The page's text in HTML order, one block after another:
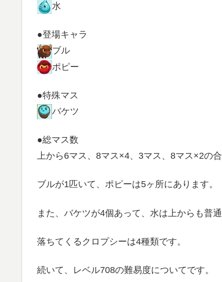
水
●登場キャラ
ブル
ポピー
●特殊マス
バケツ
●総マス数
上から6マス、8マス×4、3マス、8マス×2の
ブルが1匹いて、ポピーは5ヶ所にあります。
また、バケツが4個あって、水は上からも普
落ちてくるクロプシーは4種類です。
続いて、レベル708の難易度についてです。